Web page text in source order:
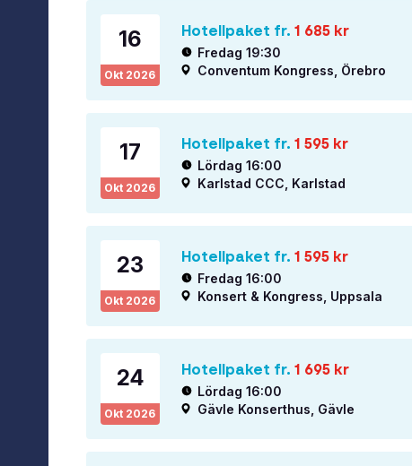
16
Okt 2026
Hotellpaket fr. 1 685kr
Fredag 19:30
Conventum Kongress, Örebro
17
Okt 2026
Hotellpaket fr. 1 595kr
Lördag 16:00
Karlstad CCC, Karlstad
23
Okt 2026
Hotellpaket fr. 1 595kr
Fredag 16:00
Konsert & Kongress, Uppsala
24
Okt 2026
Hotellpaket fr. 1 695kr
Lördag 16:00
Gävle Konserthus, Gävle